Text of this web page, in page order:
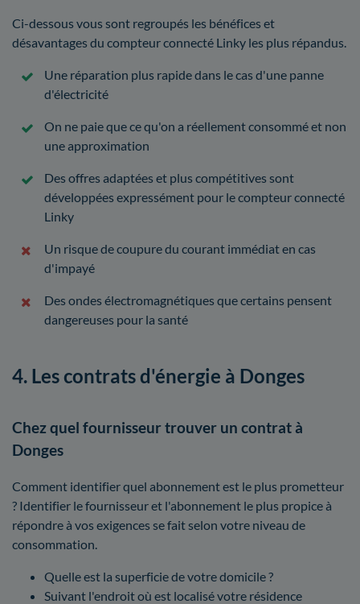
Ci-dessous vous sont regroupés les bénéfices et
désavantages du compteur connecté Linky les plus répandus.
Une réparation plus rapide dans le cas d'une panne
d'électricité
On ne paie que ce qu'on a réellement consommé et non
une approximation
Des offres adaptées et plus compétitives sont
développées expressément pour le compteur connecté
Linky
Un risque de coupure du courant immédiat en cas
d'impayé
Des ondes électromagnétiques que certains pensent
dangereuses pour la santé
4. Les contrats d'énergie à Donges
Chez quel fournisseur trouver un contrat à
Donges
Comment identifier quel abonnement est le plus prometteur
? Identifier le fournisseur et l'abonnement le plus propice à
répondre à vos exigences se fait selon votre niveau de
consommation.
Quelle est la superficie de votre domicile ?
Suivant l'endroit où est localisé votre résidence